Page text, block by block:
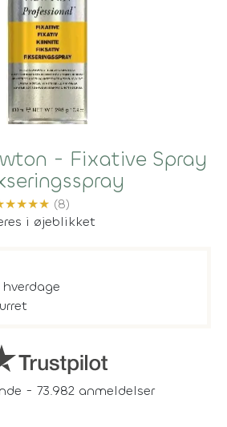
- Fixative Spray
★★★★ (8)
i øjeblikket
hverdage
- 73.982 anmeldelser